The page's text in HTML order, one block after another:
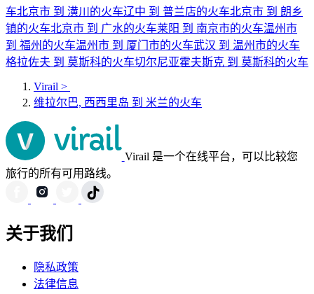
车北京市 到 潢川的火车辽中 到 普兰店的火车北京市 到 朗乡
镇的火车北京市 到 广水的火车莱阳 到 南京市的火车温州市
到 福州的火车温州市 到 厦门市的火车武汉 到 温州市的火车
格拉佐夫 到 莫斯科的火车切尔尼亚霍夫斯克 到 莫斯科的火车
Virail >
维拉尔巴, 西西里岛 到 米兰的火车
Virail 是一个在线平台，可以比较您
旅行的所有可用路线。
关于我们
隐私政策
法律信息